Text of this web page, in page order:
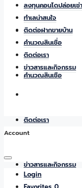
ติดต่อฝากขายบ้าน
คำนวณสินเชื่อ
ติดต่อเรา
ข่าวสารและกิจกรรม
ลงทุนคอนโดปล่อยเช่า
ทำเลน่าสนใจ
ติดต่อฝากขายบ้าน
คำนวณสินเชื่อ
ติดต่อเรา
ข่าวสารและกิจกรรม
Account
Login